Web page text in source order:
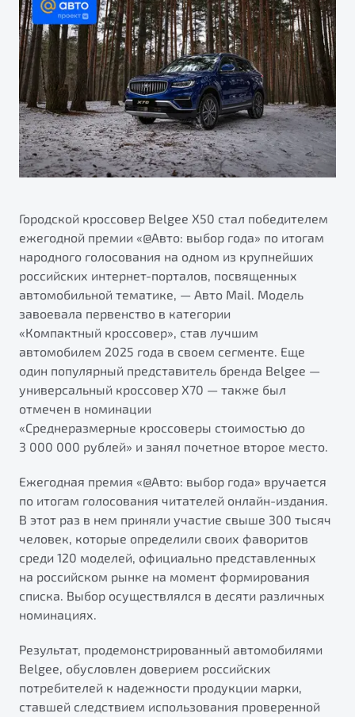
Яркий кроссовер
от 2 219 990 ₽*
Обзор В наличии
S50
Элегантный и практичный седан
от 1 699 990 ₽*
Обзор В наличии
X70
Универсальный кроссовер
Обзор В наличии
Автокредит
Трейд-ин
Страхование
Расчет КАСКО
Узнайте о специальных выгодах при покупке
автомобиля Belgee
Подробно
Тест-драйв
Автокредит
Спецпредложения
ПОДДЕРЖКА
Гарантия Belgee
Belgee Линк
Belgee Клуб
Belgee Плюс
Реферальная программа
Помощь на дорогах
Будьте еще более уверены на дорогах с программой
Преимущества программы
Запись на сервис
Калькулятор ТО
Клиентская поддержка
О дилерском центре
Правовая информация
Городской кроссовер Belgee Х50 стал победителем
ежегодной премии «@Авто: выбор года» по итогам
народного голосования на одном из крупнейших
российских интернет-порталов, посвященных
автомобильной тематике, — Авто Mail. Модель
завоевала первенство в категории
«Компактный кроссовер», став лучшим
автомобилем 2025 года в своем сегменте. Еще
один популярный представитель бренда Belgee —
универсальный кроссовер X70 — также был
отмечен в номинации
«Среднеразмерные кроссоверы стоимостью до
3 000 000 рублей» и занял почетное второе место.
Ежегодная премия «@Авто: выбор года» вручается
по итогам голосования читателей онлайн-издания.
В этот раз в нем приняли участие свыше 300 тысяч
человек, которые определили своих фаворитов
среди 120 моделей, официально представленных
на российском рынке на момент формирования
списка. Выбор осуществлялся в десяти различных
номинациях.
Результат, продемонстрированный автомобилями
Belgee, обусловлен доверием российских
потребителей к надежности продукции марки,
ставшей следствием использования проверенной